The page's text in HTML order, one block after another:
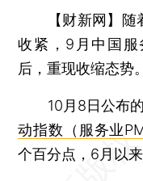
【财新网】 随
收紧，9月中国服
后，重现收缩态势。
10月8日公布的
动指数（服务业
个百分点，6月以